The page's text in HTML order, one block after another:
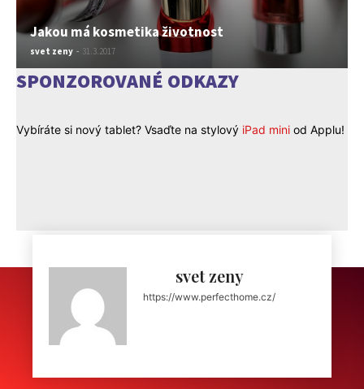
Jakou má kosmetika životnost
svet zeny - 31.3.2017
SPONZOROVANÉ ODKAZY
Vybíráte si nový tablet? Vsaďte na stylový iPad mini od Applu!
svet zeny
https://www.perfecthome.cz/